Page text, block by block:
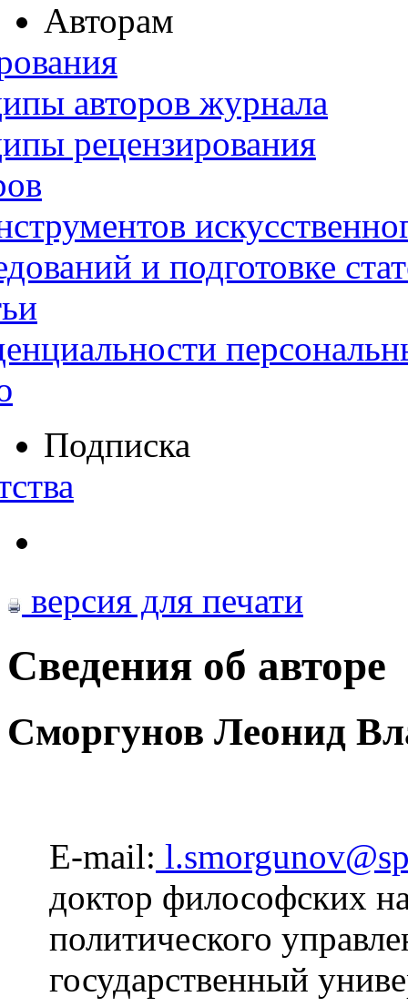
Авторам
авторов журнала
рецензирования
и подготовке
Подписка
версия для печати
Сведения об авторе
Сморгунов Леонид
E-mail:
доктор философских
политического
государственный